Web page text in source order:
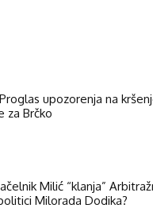
upozorenja na
za Brčko
Milić “klanja”
Milorada Dodika?